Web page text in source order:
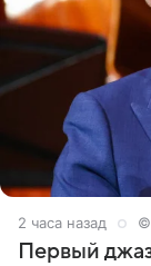
2 часа назад ©
Первый